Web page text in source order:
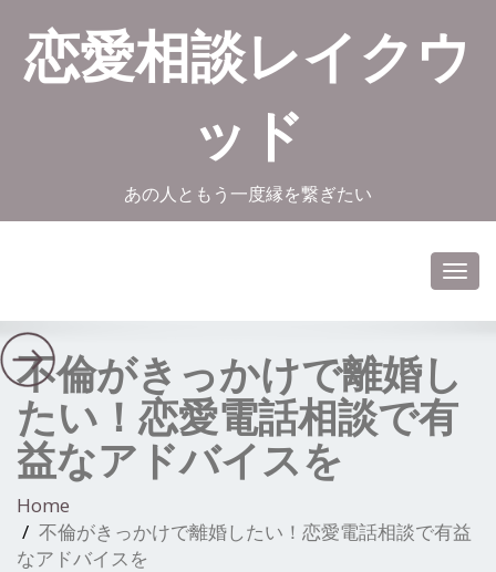
恋愛相談レイクウ
ッド
あの人ともう一度縁を繋ぎたい
不倫がきっかけで離婚し
たい！恋愛電話相談で有
益なアドバイスを
Home
不倫がきっかけで離婚したい！恋愛電話相談で有益
なアドバイスを